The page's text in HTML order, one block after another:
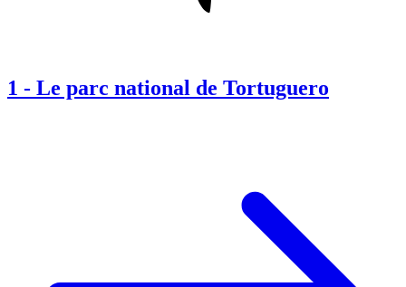
1 - Le parc national de Tortuguero